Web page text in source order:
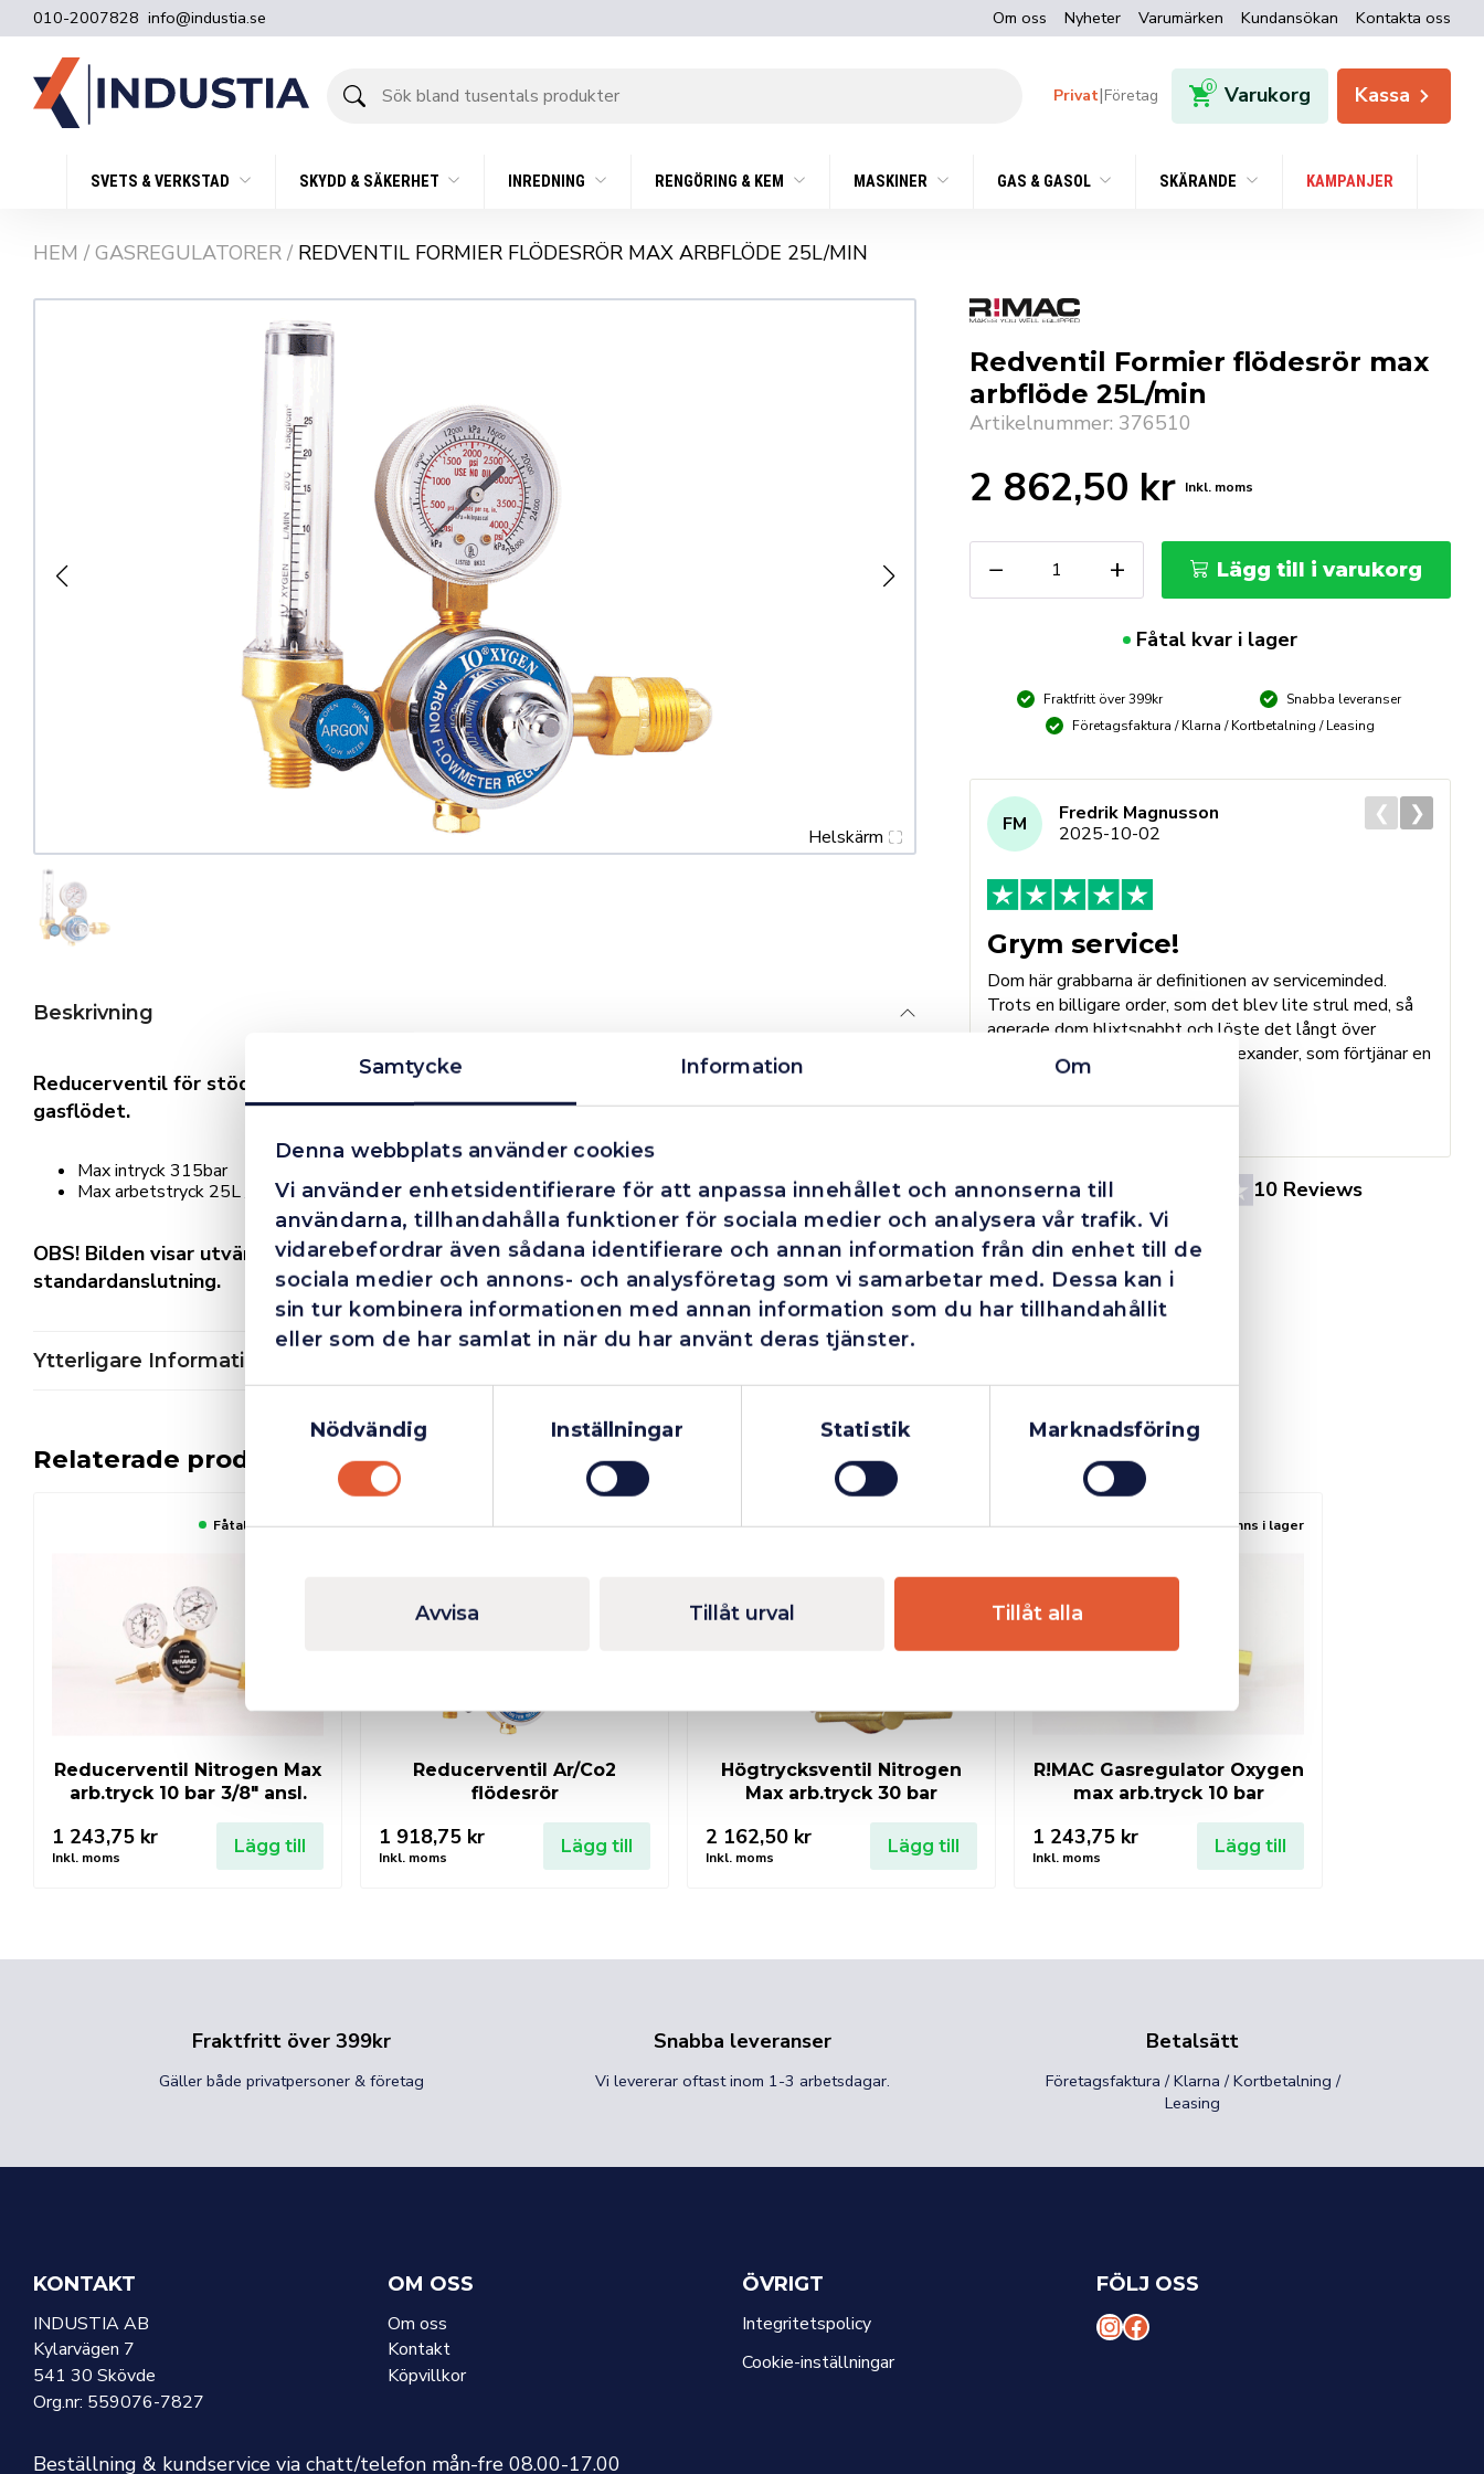
Samtycke Information Om
Denna webbplats använder cookies
Vi använder enhetsidentifierare för att anpassa innehållet och annonserna till
användarna, tillhandahålla funktioner för sociala medier och analysera vår trafik. Vi
vidarebefordrar även sådana identifierare och annan information från din enhet till de
sociala medier och annons- och analysföretag som vi samarbetar med. Dessa kan i
sin tur kombinera informationen med annan information som du har tillhandahållit
eller som de har samlat in när du har använt deras tjänster.
Nödvändig
Inställningar Statistik Marknadsföring
Avvisa Tillåt urval Tillåt alla
010-2007828 info@industia.se Om oss Nyheter Varumärken Kundansökan Kontakta oss
bland
Privat|Företag 0 Varukorg Kassa
SVETS & VERKSTAD SKYDD & SÄKERHET INREDNING RENGÖRING & KEM MASKINER GAS & GASOL SKÄRANDE KAMPANJER
HEM / GASREGULATORER / REDVENTIL FORMIER FLÖDESRÖR MAX ARBFLÖDE 25L/MIN
Helskärm
Redventil Formier flödesrör max
arbflöde 25L/min
Artikelnummer: 376510
2 862,50 kr Inkl. moms
−
Formier
flödesrör
mängd
+ Lägg till i varukorg
Fåtal kvar i lager
Fraktfritt över 399kr
Snabba leveranser
Företagsfaktura / Klarna / Kortbetalning / Leasing
4.4 10 Reviews
FM
Fredrik Magnusson
2025-10-02
Grym service!
Dom här grabbarna är definitionen av serviceminded.
Trots en billigare order, som det blev lite strul med, så
agerade dom blixtsnabbt och löste det långt över
förväntan. Hade kontakt med Alexander, som förtjänar en
extra guldstjärna.
❮ ❯
Beskrivning
Reducerventil för stödgas, formier och hydrogen med flödesmätarrör för exakt avläsning av
gasflödet.
Max intryck 315bar
Max arbetstryck 25L / min
OBS! Bilden visar utvändig anslutningsgänga, i verkligheten är det invändig vänstergängad
standardanslutning.
Ytterligare Information
Relaterade produkter
Fåtal kvar i lager
Reducerventil Nitrogen Max
arb.tryck 10 bar 3/8″ ansl.
1 243,75 kr
Inkl. moms
Lägg till
Finns i lager
Reducerventil Ar/Co2
flödesrör
1 918,75 kr
Inkl. moms
Lägg till
Fåtal kvar i lager
Högtrycksventil Nitrogen
Max arb.tryck 30 bar
2 162,50 kr
Inkl. moms
Lägg till
Finns i lager
R!MAC Gasregulator Oxygen
max arb.tryck 10 bar
1 243,75 kr
Inkl. moms
Lägg till
Fraktfritt över 399kr
Gäller både privatpersoner & företag
Snabba leveranser
Vi levererar oftast inom 1-3 arbetsdagar.
Betalsätt
Företagsfaktura / Klarna / Kortbetalning /
Leasing
KONTAKT
INDUSTIA AB
Kylarvägen 7
541 30 Skövde
Org.nr: 559076-7827
OM OSS
Om oss
Kontakt
Köpvillkor
ÖVRIGT
Integritetspolicy
Cookie-inställningar
FÖLJ OSS
I F
Beställning & kundservice via chatt/telefon mån-fre 08.00-17.00